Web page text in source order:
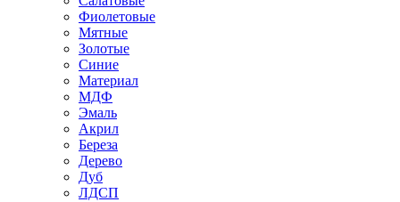
Фиолетовые
Мятные
Золотые
Синие
Материал
МДФ
Эмаль
Акрил
Береза
Дерево
Дуб
ЛДСП